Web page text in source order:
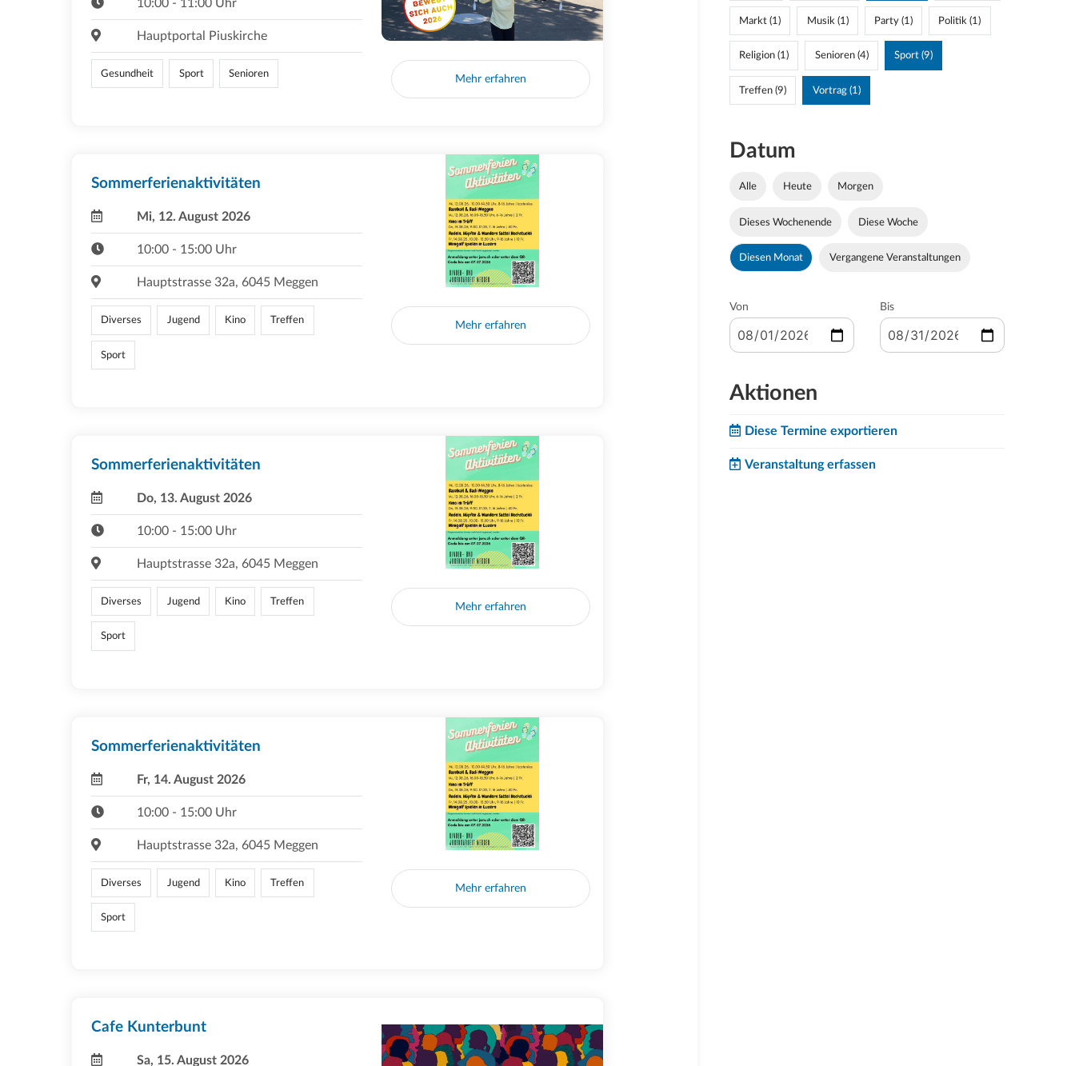
10:00 - 11:00 Uhr
Hauptportal Piuskirche
Gesundheit Sport Senioren Mehr erfahren
Sommerferienaktivitäten
Mi, 12. August 2026
10:00 - 15:00 Uhr
Hauptstrasse 32a, 6045 Meggen
Diverses Jugend Kino Treffen
Sport
Mehr erfahren
Sommerferienaktivitäten
Do, 13. August 2026
10:00 - 15:00 Uhr
Hauptstrasse 32a, 6045 Meggen
Diverses Jugend Kino Treffen
Sport
Mehr erfahren
Sommerferienaktivitäten
Fr, 14. August 2026
10:00 - 15:00 Uhr
Hauptstrasse 32a, 6045 Meggen
Diverses Jugend Kino Treffen
Sport
Mehr erfahren
Cafe Kunterbunt
Sa, 15. August 2026
Markt (1) Musik (1) Party (1) Politik (1)
Religion (1) Senioren (4) Sport (9)
Treffen (9) Vortrag (1)
Datum
Alle Heute Morgen
Dieses Wochenende Diese Woche
Diesen Monat Vergangene Veranstaltungen
Von Bis
Aktionen
Diese Termine exportieren
Veranstaltung erfassen